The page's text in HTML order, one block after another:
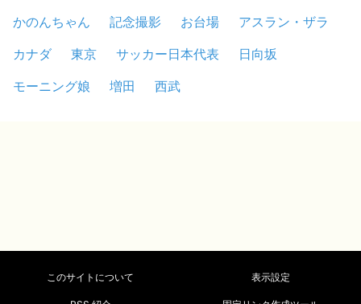
かのんちゃん
記念撮影 お台場
アスラン・ザラ
カナダ
東京 サッカー日本代表
日向坂
モーニング娘
増田 西武
このサイトについて 表示設定